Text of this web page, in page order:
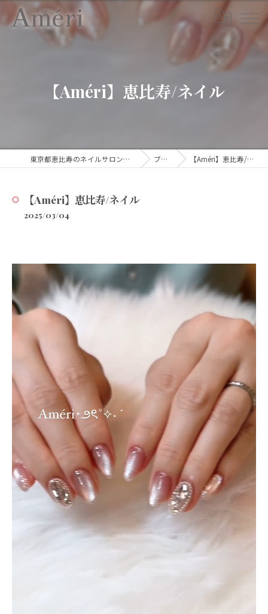
【Améri】恵比寿/ネイル
東京都恵比寿のネイルサロンならAmeri ブログ 【Améri】恵比寿/ネイル
【Améri】恵比寿/ネイル
2025/03/04